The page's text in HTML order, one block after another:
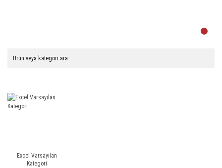
Excel Varsayılan
Kategori